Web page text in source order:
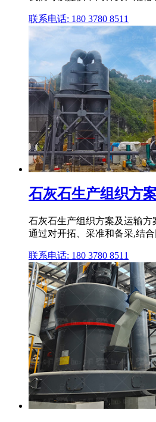
联系电话: 180 3780 8511
石灰石生产组织方
石灰石生产组织方案及运输
通过对开拓、采准和备采,结
联系电话: 180 3780 8511